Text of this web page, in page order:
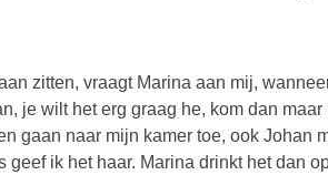
zitten, vraagt Marina aan mij,
je wilt het erg graag he, kom dan maar
gaan naar mijn kamer toe, ook Johan
ik het haar. Marina drinkt het dan